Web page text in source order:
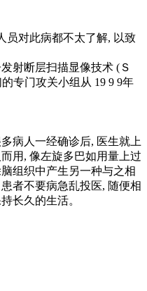
对此病都不太了解, 以致
射断层扫描显像技术 (Ｓ
专门攻关小组从 19 9 9年
病人一经确诊后, 医生就上
用, 像左旋多巴如用量上过
组织中产生另一种与之相
者不要病急乱投医, 随便相
长久的生活。